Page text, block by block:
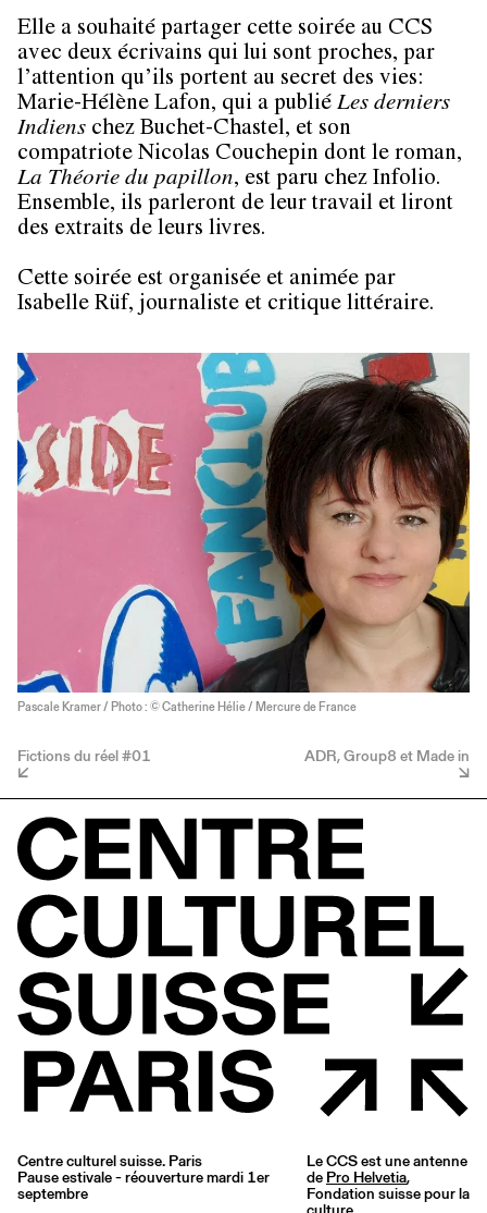
Elle a souhaité partager cette soirée au CCS
avec deux écrivains qui lui sont proches, par
l’attention qu’ils portent au secret des vies:
Marie-Hélène Lafon, qui a publié Les derniers
Indiens chez Buchet-Chastel, et son
compatriote Nicolas Couchepin dont le roman,
La Théorie du papillon, est paru chez Infolio.
Ensemble, ils parleront de leur travail et liront
des extraits de leurs livres.
Cette soirée est organisée et animée par
Isabelle Rüf, journaliste et critique littéraire.
Pascale Kramer / Photo : © Catherine Hélie / Mercure de France
Fictions du réel #01 ADR, Group8 et Made in
Centre culturel suisse. Paris
Pause estivale - réouverture mardi 1er
septembre
Le CCS est une antenne
de Pro Helvetia,
Fondation suisse pour la